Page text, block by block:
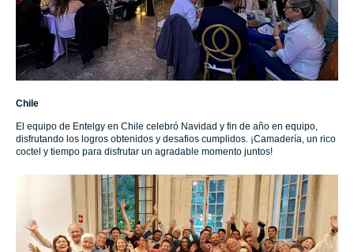
Chile
El equipo de Entelgy en Chile celebró Navidad y fin de año en equipo,
disfrutando los logros obtenidos y desafios cumplidos. ¡Camadería, un rico
coctel y tiempo para disfrutar un agradable momento juntos!